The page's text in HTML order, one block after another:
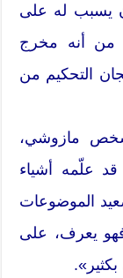
يسبب له على
من أنه مخرج
التحكيم من
مازوشي،
علّمه أشياء
الموضوعات
يعرف، على